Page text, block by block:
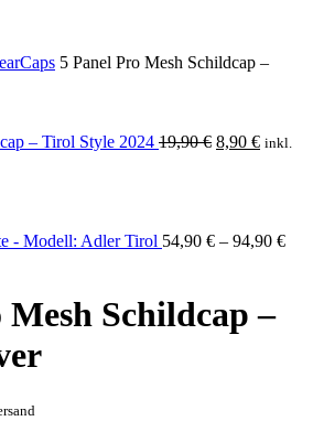
Caps 5 Panel Pro Mesh Schildcap –
– Tirol Style 2024 19,90€ 8,90 € inkl.
- Modell: Adler Tirol 54,90 € – 94,90 €
Mesh Schildcap –